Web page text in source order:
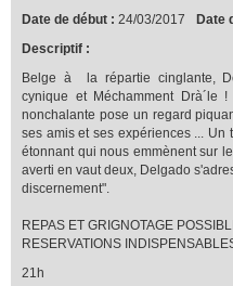
Date de début : 24/03/2017 Date
Descriptif :
Belge à la répartie cinglante,
cynique et Méchamment
nonchalante pose un regard
ses amis et ses expériences ... Un
étonnant qui nous emmènent sur
averti en vaut deux, Delgado
discernement".
REPAS ET GRIGNOTAGE
RESERVATIONS
21h